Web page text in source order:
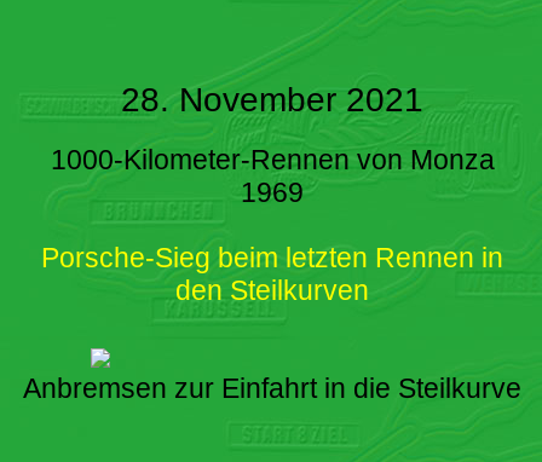
28. November 2021
1000-Kilometer-Rennen von Monza
1969
Porsche-Sieg beim letzten Rennen in
den Steilkurven
Anbremsen zur Einfahrt in die Steilkurve